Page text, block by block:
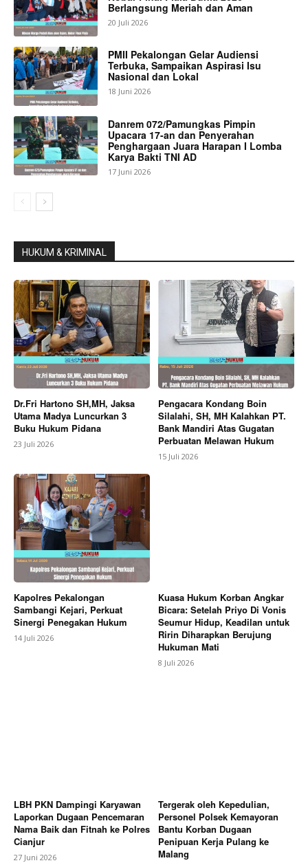
Berlangsung Meriah dan Aman
20 Juli 2026
PMII Pekalongan Gelar Audiensi
Terbuka, Sampaikan Aspirasi Isu
Nasional dan Lokal
18 Juni 2026
Danrem 072/Pamungkas Pimpin
Upacara 17-an dan Penyerahan
Penghargaan Juara Harapan I Lomba
Karya Bakti TNI AD
17 Juni 2026
HUKUM & KRIMINAL
Dr.Fri Hartono SH,MH, Jaksa
Utama Madya Luncurkan 3
Buku Hukum Pidana
23 Juli 2026
Pengacara Kondang Boin
Silalahi, SH, MH Kalahkan PT.
Bank Mandiri Atas Gugatan
Perbuatan Melawan Hukum
15 Juli 2026
Kapolres Pekalongan
Sambangi Kejari, Perkuat
Sinergi Penegakan Hukum
14 Juli 2026
Kuasa Hukum Korban Angkar
Bicara: Setelah Priyo Di Vonis
Seumur Hidup, Keadilan untuk
Ririn Diharapkan Berujung
Hukuman Mati
8 Juli 2026
LBH PKN Dampingi Karyawan
Laporkan Dugaan Pencemaran
Nama Baik dan Fitnah ke Polres
Cianjur
27 Juni 2026
Tergerak oleh Kepedulian,
Personel Polsek Kemayoran
Bantu Korban Dugaan
Penipuan Kerja Pulang ke
Malang